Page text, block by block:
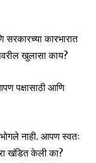
of the
on our website
we respect
कारभारात
खुलासा काय?
पक्षासाठी आणि
नाही. आपण स्वतः
खंडित केली का?